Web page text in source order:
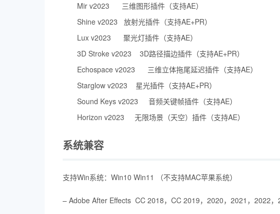
Mir v2023 三维图形插件（支持AE）
Shine v2023 放射光插件（支持AE+PR）
Lux v2023 聚光灯插件（支持AE）
3D Stroke v2023 3D路径描边插件（支持AE+PR）
Echospace v2023 三维立体拖尾延迟插件（支持AE）
Starglow v2023 星光插件（支持AE+PR）
Sound Keys v2023 音频关键帧插件（支持AE）
Horizon v2023 无限场景（天空）插件（支持AE）
系统兼容
支持Win系统：Win10 Win11 （不支持MAC苹果系统）
– Adobe After Effects CC 2018，CC 2019，2020，2021，2022，